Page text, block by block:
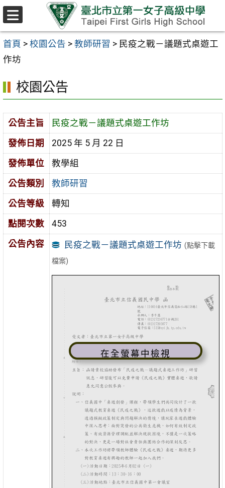
跳至主要內容區
首頁 > 校園公告 > 教師研習 > 民疫之戰－議題式桌遊工
作坊
校園公告
公告主旨
民疫之戰－議題式桌遊工作坊
發佈日期
2025 年 5 月 22 日
發佈單位
教學組
公告類別
教師研習
公告等級
轉知
點閱次數
453
公告內容
民疫之戰－議題式桌遊工作坊 (點擊下載
檔案)
在全螢幕中檢視
選
單